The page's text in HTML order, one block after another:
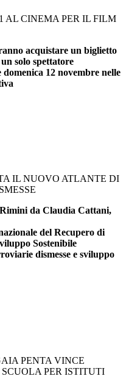
AL CINEMA PER IL FILM
acquistare un biglietto
solo spettatore
12 novembre nelle
IL NUOVO ATLANTE DI
da Claudia Cattani,
del Recupero di
Sostenibile
dismesse e sviluppo
PENTA VINCE
PER ISTITUTI